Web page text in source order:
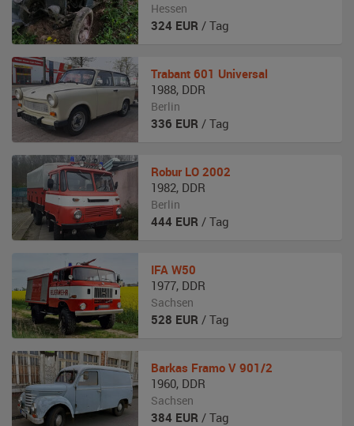
Hessen
324 EUR / Tag
Trabant 601 Universal
1988, DDR
Berlin
336 EUR / Tag
Robur LO 2002
1982, DDR
Berlin
444 EUR / Tag
IFA W50
1977, DDR
Sachsen
528 EUR / Tag
Barkas Framo V 901/2
1960, DDR
Sachsen
384 EUR / Tag